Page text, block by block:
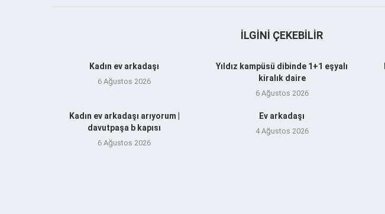
İLGINI ÇEKEBILIR
Kadın ev arkadaşı
6 Ağustos 2026
Yıldız kampüsü dibinde 1+1 eşyalı
kiralık daire
6 Ağustos 2026
Kadın ev arkadaşı arıyorum |
davutpaşa b kapısı
6 Ağustos 2026
Ev arkadaşı
4 Ağustos 2026